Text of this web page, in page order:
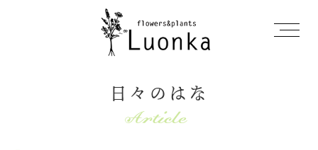
日々のはな